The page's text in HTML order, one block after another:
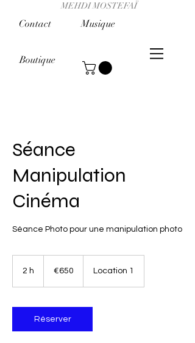
MEHDI MOSTEFAÏ
Contact
Boutique
Musique
Séance
Manipulation
Cinéma
Séance Photo pour une manipulation photo
2 h €650 Location 1
Réserver